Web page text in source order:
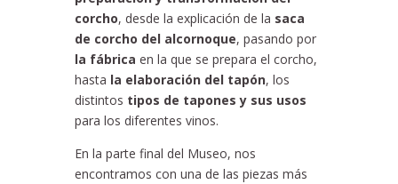
corcho, desde la explicación de la saca
de corcho del alcornoque, pasando por
la fábrica en la que se prepara el corcho,
hasta la elaboración del tapón, los
distintos tipos de tapones y sus usos
para los diferentes vinos.
En la parte final del Museo, nos
encontramos con una de las piezas más